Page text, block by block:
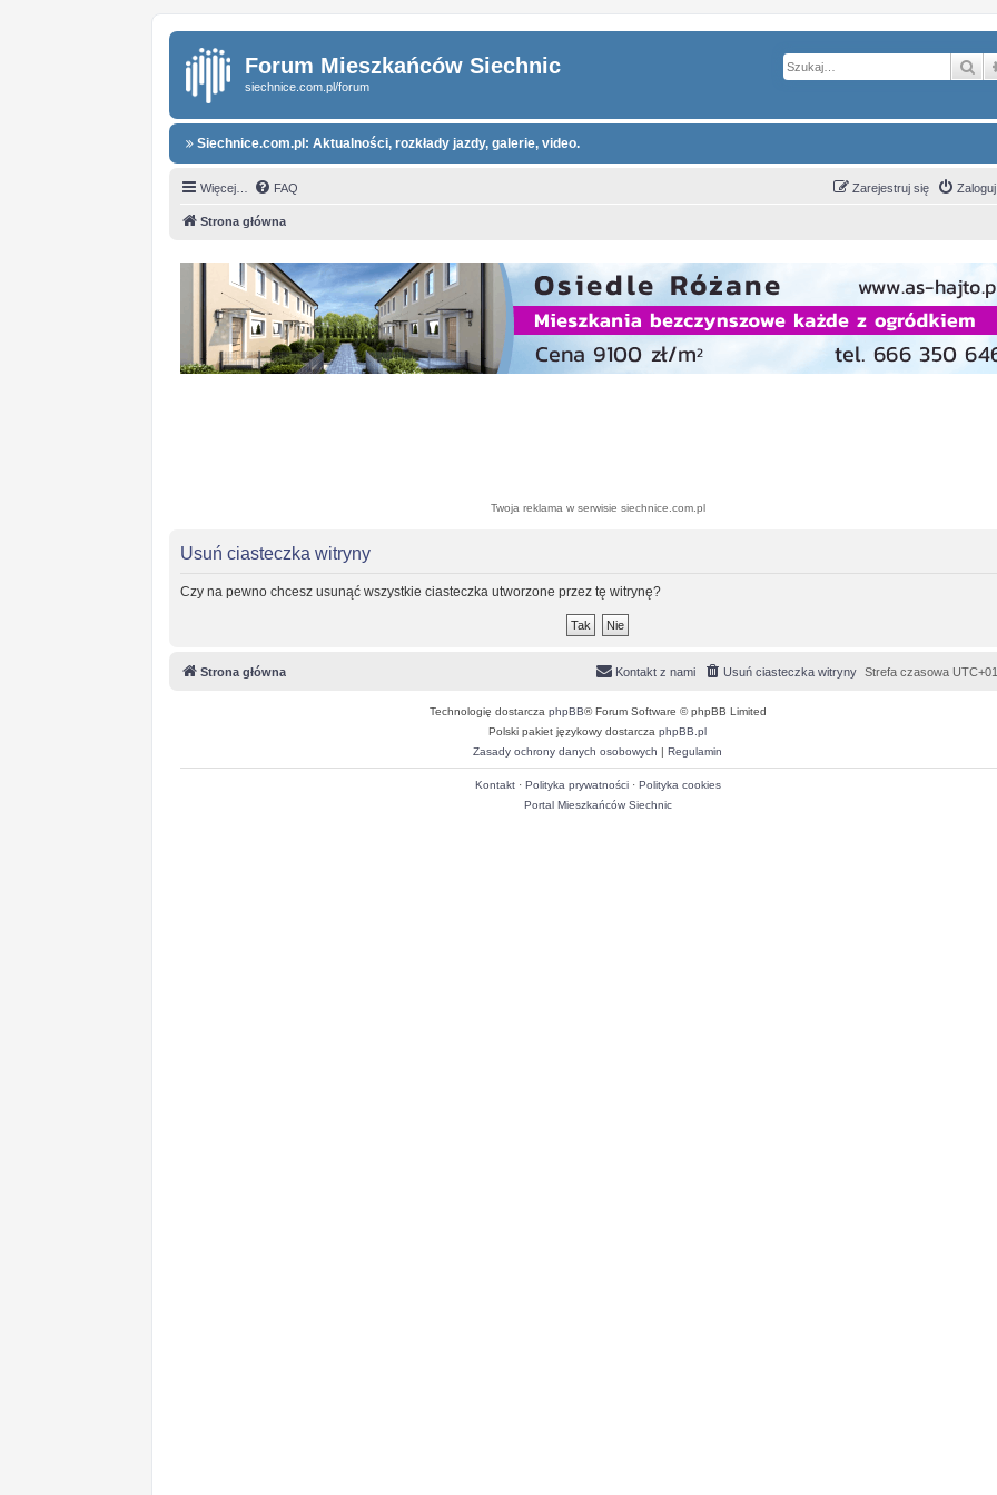
Forum Mieszkańców Siechnic
siechnice.com.pl/forum
Siechnice.com.pl: Aktualności, rozkłady jazdy, galerie, video.
Więcej… FAQ Zarejestruj się
Strona główna
Twoja reklama w serwisie siechnice.com.pl
Usuń ciasteczka witryny
Czy na pewno chcesz usunąć wszystkie ciasteczka utworzone przez tę witrynę?
Strona główna Strefa czasowa
Usuń ciasteczka witryny
Kontakt z nami
Technologię dostarcza phpBB® Forum Software © phpBB Limited
Polski pakiet językowy dostarcza phpBB.pl
Zasady ochrony danych osobowych | Regulamin
Kontakt· Polityka prywatności· Polityka cookies
Portal Mieszkańców Siechnic